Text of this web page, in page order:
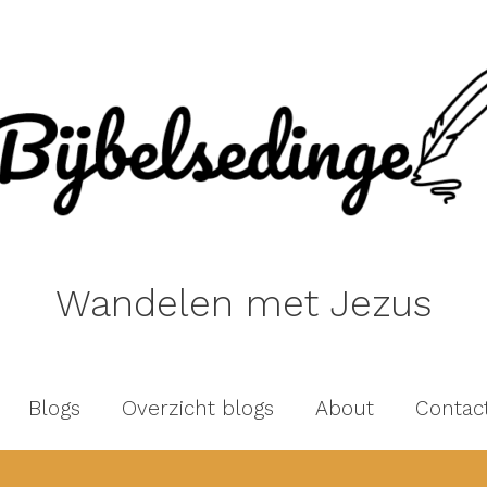
Wandelen met Jezus
Blogs Overzicht blogs About